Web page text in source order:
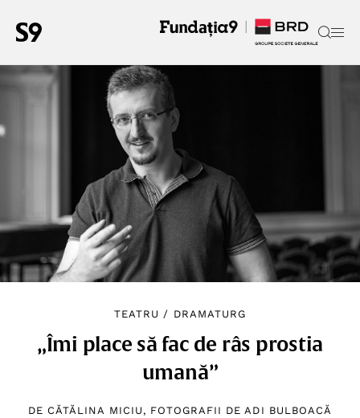
TEATRU / DRAMATURG
„Îmi place să fac de râs prostia
umană”
DE CĂTĂLINA MICIU , FOTOGRAFII DEADI BULBOACĂ